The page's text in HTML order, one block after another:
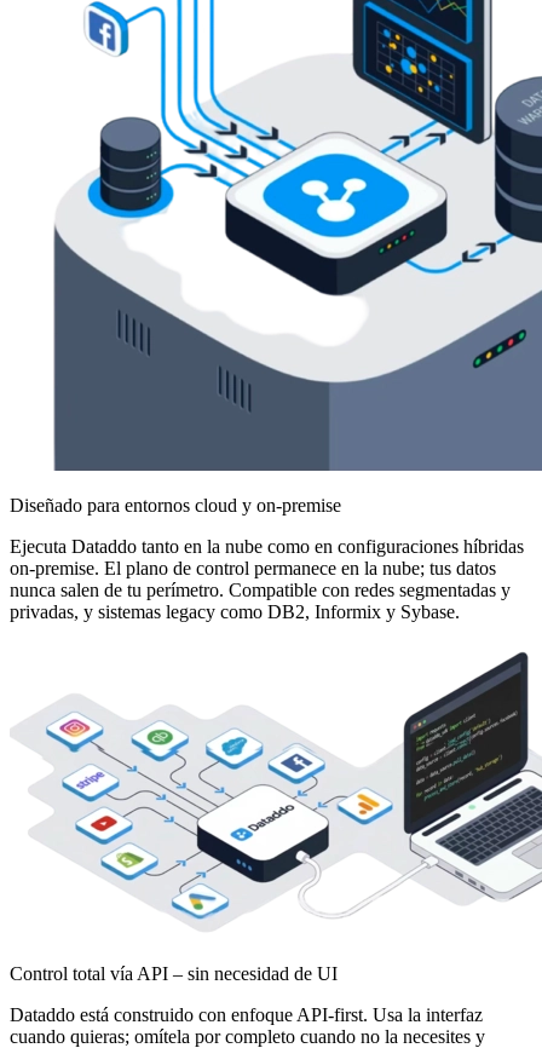
Diseñado para entornos cloud y on-premise
Ejecuta Dataddo tanto en la nube como en configuraciones híbridas
on-premise. El plano de control permanece en la nube; tus datos
nunca salen de tu perímetro. Compatible con redes segmentadas y
privadas, y sistemas legacy como DB2, Informix y Sybase.
Control total vía API – sin necesidad de UI
Dataddo está construido con enfoque API-first. Usa la interfaz
cuando quieras; omítela por completo cuando no la necesites y